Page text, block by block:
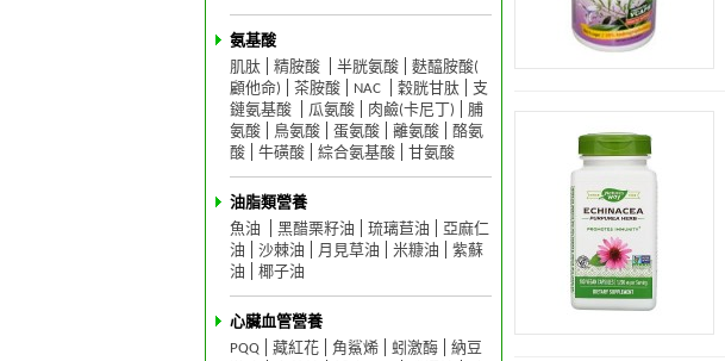
氨基酸
肌肽
精胺酸 半胱氨酸
麩醯胺酸(
顧他命)
茶胺酸 NAC 穀胱甘肽
支
鏈氨基酸
瓜氨酸 肉鹼(卡尼丁)
脯
氨酸
鳥氨酸 蛋氨酸 離氨酸
酪氨
酸
牛磺酸 綜合氨基酸 甘氨酸
油脂類營養
魚油
黑醋栗籽油 琉璃苣油
亞麻仁
油
沙棘油 月見草油 米糠油
紫蘇
油
椰子油
心臟血管營養
PQQ
藏紅花 角鯊烯 蚓激酶
納豆